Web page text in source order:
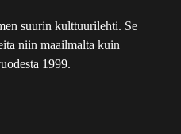
suurin kulttuurilehti. Se
niin maailmalta kuin
1999.